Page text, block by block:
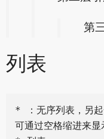
第
列表
* ：无序列表，另
可通过空格缩进来显